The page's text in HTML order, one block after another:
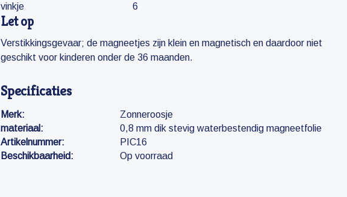
vinkje
6
Let op
Verstikkingsgevaar; de magneetjes zijn klein en magnetisch en daardoor niet
geschikt voor kinderen onder de 36 maanden.
Specificaties
Merk:
Zonneroosje
materiaal:
0,8 mm dik stevig waterbestendig magneetfolie
Artikelnummer:
PIC16
Beschikbaarheid:
Op voorraad